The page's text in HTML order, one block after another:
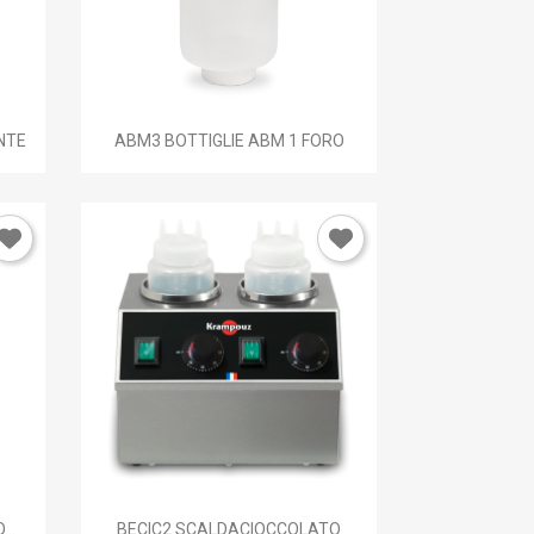
Anteprima
ABM3 BOTTIGLIE ABM 1 FORO
Anteprima
BECIC2 SCALDACIOCCOLATO
×